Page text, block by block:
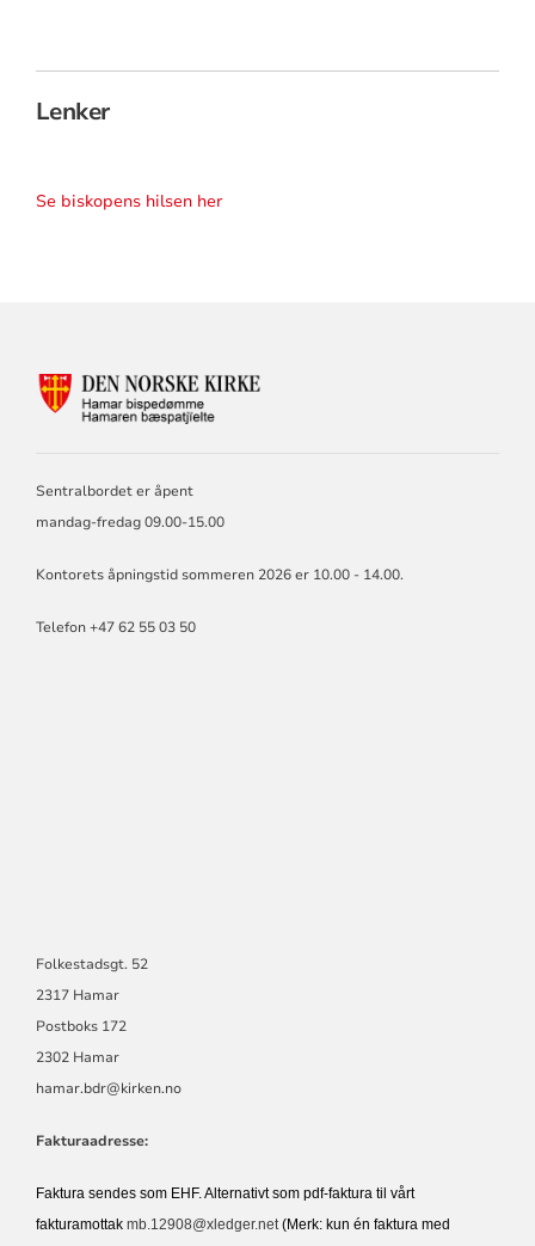
Lenker
Se biskopens hilsen her
Sentralbordet er åpent
mandag-fredag 09.00-15.00
Kontorets åpningstid sommeren 2026 er 10.00 - 14.00.
Telefon +47 62 55 03 50
Folkestadsgt. 52
2317 Hamar
Postboks 172
2302 Hamar
hamar.bdr@kirken.no
Fakturaadresse:
Faktura sendes som EHF. Alternativt som pdf-faktura til vårt
fakturamottak mb.12908@xledger.net(Merk: kun én faktura med